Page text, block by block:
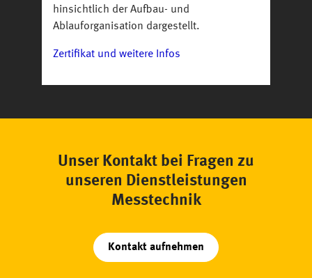
hinsichtlich der Aufbau- und
Ablauforganisation dargestellt.
Zertifikat und weitere Infos
Unser Kontakt bei Fragen zu
unseren Dienstleistungen
Messtechnik
Kontakt aufnehmen